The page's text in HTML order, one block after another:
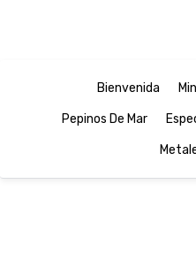
Bienvenida
Pepinos De Mar